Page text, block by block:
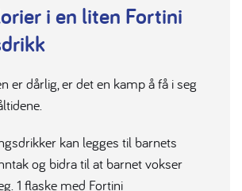
i en liten Fortini
er dårlig, er det en kamp å få i seg
kan legges til barnets
og bidra til at barnet vokser
1 flaske med Fortini